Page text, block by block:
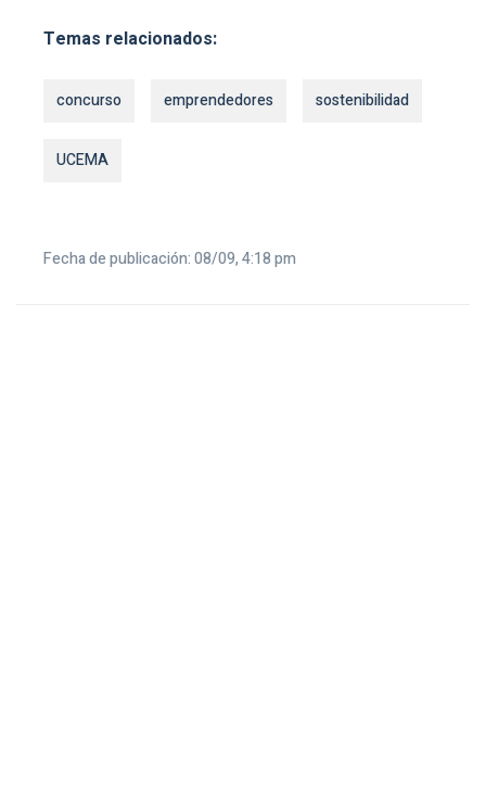
Temas relacionados:
concurso emprendedores sostenibilidad
UCEMA
Fecha de publicación: 08/09, 4:18 pm